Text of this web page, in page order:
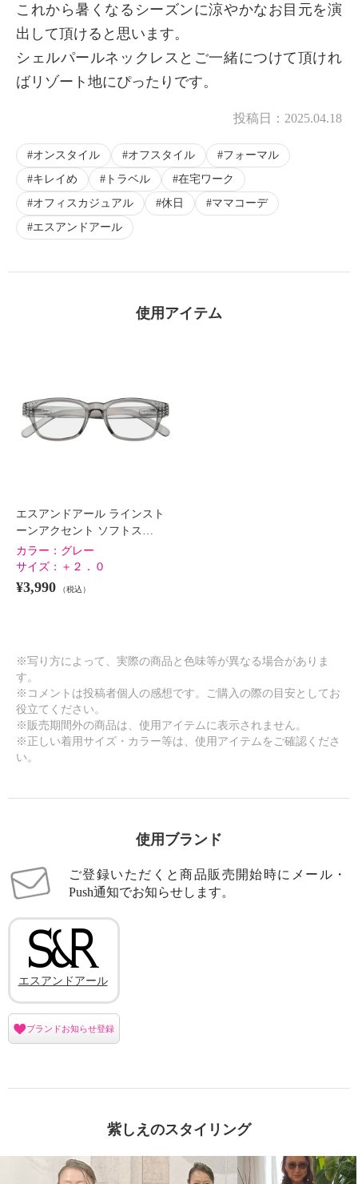
これから暑くなるシーズンに涼やかなお目元を演
出して頂けると思います。
シェルパールネックレスとご一緒につけて頂けれ
ばリゾート地にぴったりです。
投稿日： 2025.04.18
オンスタイル オフスタイル
フォーマル
キレイめ
トラベル
在宅ワーク
オフィスカジュアル
休日
ママコーデ
エスアンドアール
使用アイテム
エスアンドアール ラインスト
ーンアクセント ソフトス…
カラー： グレー
サイズ： ＋２．０
¥3,990 （税込）
※写り方によって、実際の商品と色味等が異なる場合がありま
す。
※コメントは投稿者個人の感想です。ご購入の際の目安としてお
役立てください。
※販売期間外の商品は、使用アイテムに表示されません。
※正しい着用サイズ・カラー等は、使用アイテムをご確認くださ
い。
使用ブランド
ご登録いただくと商品販売開始時にメール・
Push通知でお知らせします。
エスアンドアール
ブランドお知らせ登録
紫しえのスタイリング